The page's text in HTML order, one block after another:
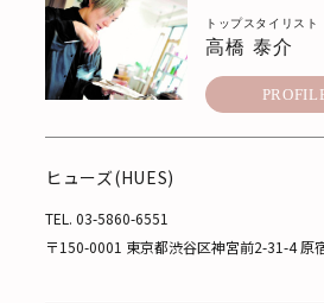
トップスタイリスト
高橋 泰介
ヒューズ(HUES)
TEL. 03-5860-6551
〒150-0001 東京都渋谷区神宮前2-31-4 原